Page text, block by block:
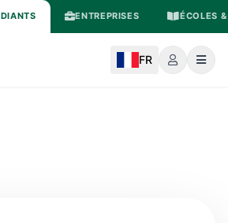
ENTREPRISES ÉCOLES
FR